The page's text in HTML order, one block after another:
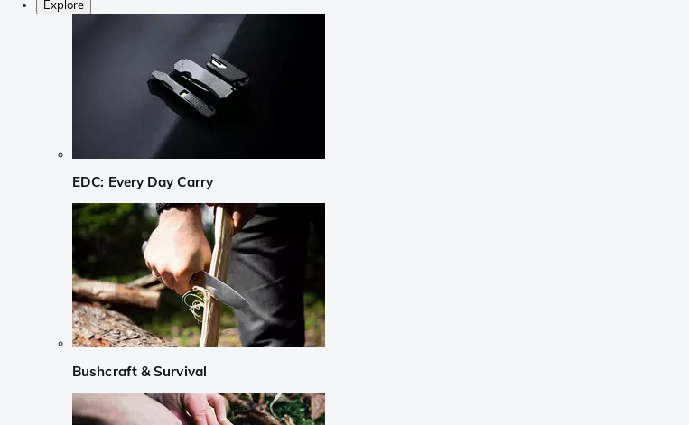
Explore
EDC: Every Day Carry
Bushcraft & Survival